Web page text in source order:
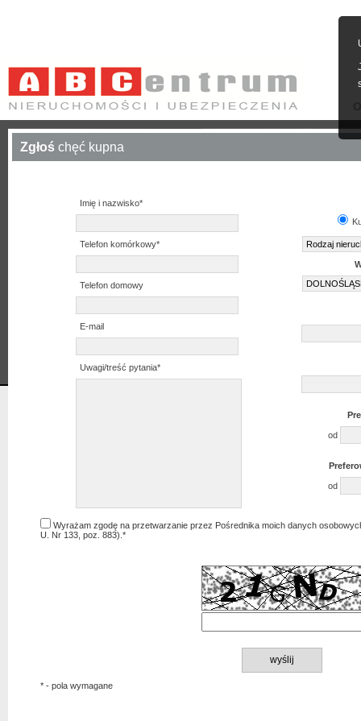
Zgłoś chęć kupna
od
od
Imię i nazwisko*
Telefon komórkowy*
Telefon domowy
E-mail
Uwagi/treść pytania*
Wyrażam zgodę na przetwarzanie przez Pośrednika moich danych
U. Nr 133, poz. 883).*
* - pola wymagane